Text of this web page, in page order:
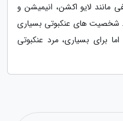
مانند لایو اکشن، انیمیشن و
شخصیت های عنکبوتی بسیاری
برای بسیاری، مرد عنکبوتی